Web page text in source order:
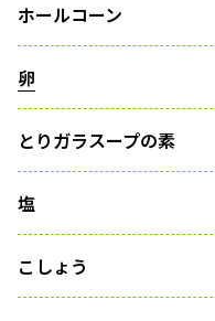
ホールコーン
卵
とりガラスープの素
塩
こしょう